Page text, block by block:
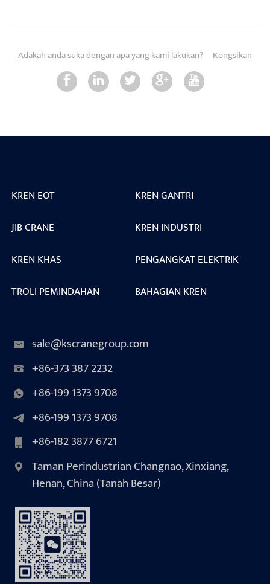
Adakah anda suka dengan apa yang kami lakukan? Kongsikan
KREN EOT
KREN GANTRI
JIB CRANE
KREN INDUSTRI
KREN KHAS
PENGANGKAT ELEKTRIK
TROLI PEMINDAHAN
BAHAGIAN KREN
sale@kscranegroup.com
+86-373 387 2232
+86-199 1373 9708
+86-199 1373 9708
+86-182 3877 6721
Taman Perindustrian Changnao, Xinxiang,
Henan, China (Tanah Besar)